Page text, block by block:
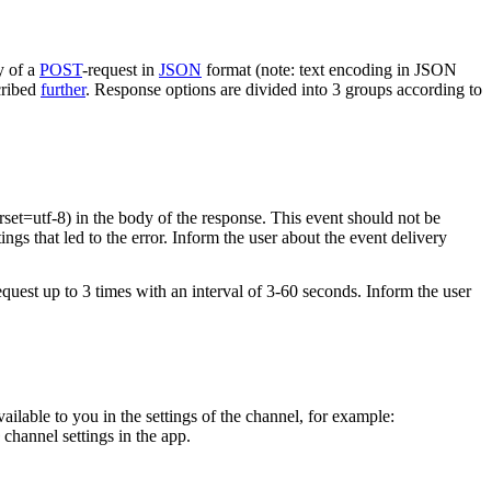
of a POST-request in JSON format (note: text encoding in JSON
further. Response options are divided into 3 groups according to
8) in the body of the response. This event should not be
that led to the error. Inform the user about the event delivery
up to 3 times with an interval of 3-60 seconds. Inform the user
to you in the settings of the channel, for example:
settings in the app.